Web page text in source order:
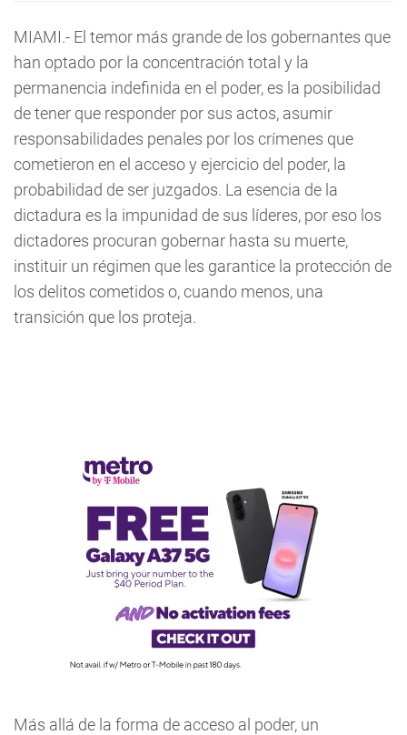
MIAMI.- El temor más grande de los gobernantes que
han optado por la concentración total y la
permanencia indefinida en el poder, es la posibilidad
de tener que responder por sus actos, asumir
responsabilidades penales por los crímenes que
cometieron en el acceso y ejercicio del poder, la
probabilidad de ser juzgados. La esencia de la
dictadura es la impunidad de sus líderes, por eso los
dictadores procuran gobernar hasta su muerte,
instituir un régimen que les garantice la protección de
los delitos cometidos o, cuando menos, una
transición que los proteja.
Más allá de la forma de acceso al poder, un